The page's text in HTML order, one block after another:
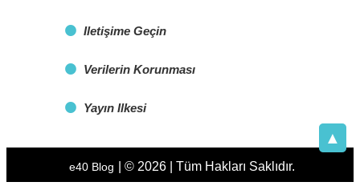
Iletişime Geçin
Verilerin Korunması
Yayın Ilkesi
▲
e40 Blog | © 2026 | Tüm Hakları Saklıdır.